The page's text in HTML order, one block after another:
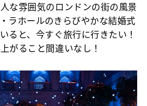
な雰囲気のロンドンの街の風景
ラホールのきらびやかな結婚式
ると、今すぐ旅行に行きたい！
がること間違いなし！